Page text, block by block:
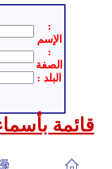
:
الإسم
:
الصفة
: البلد
قائمة